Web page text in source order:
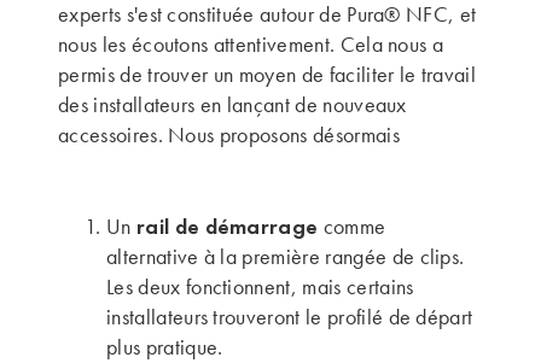
experts s'est constituée autour de Pura® NFC, et
nous les écoutons attentivement. Cela nous a
permis de trouver un moyen de faciliter le travail
des installateurs en lançant de nouveaux
accessoires. Nous proposons désormais
Un rail de démarrage comme
alternative à la première rangée de clips.
Les deux fonctionnent, mais certains
installateurs trouveront le profilé de départ
plus pratique.